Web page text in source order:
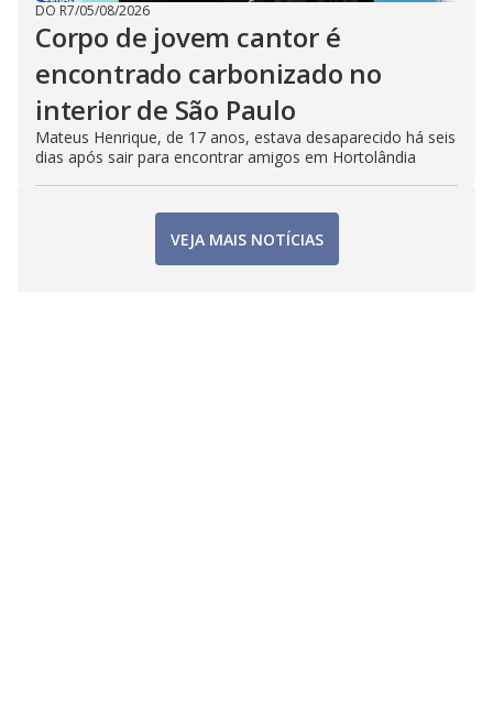
DO R7/05/08/2026
Corpo de jovem cantor é
encontrado carbonizado no
interior de São Paulo
Mateus Henrique, de 17 anos, estava desaparecido há seis
dias após sair para encontrar amigos em Hortolândia
VEJA MAIS NOTÍCIAS